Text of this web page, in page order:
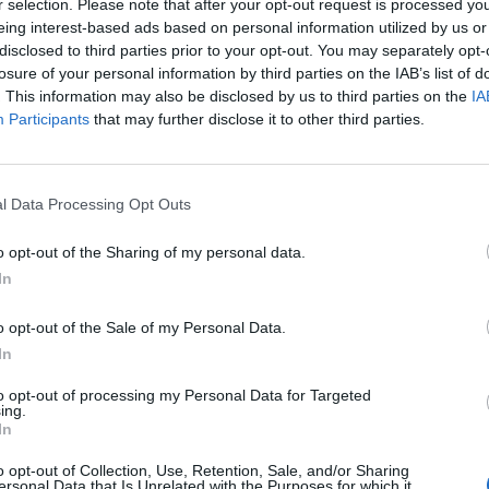
selection. Please note that after your opt-out request is processed
interest-based ads based on personal information utilized by us
to third parties prior to your opt-out. You may separately
of your personal information by third parties on the IAB’s list of
This information may also be disclosed by us to third parties on the
Participants that may further disclose it to other third parties.
Data Processing Opt Outs
opt-out of the Sharing of my personal data.
opt-out of the Sale of my Personal Data.
opt-out of processing my Personal Data for Targeted
opt-out of Collection, Use, Retention, Sale, and/or Sharing
dei nuovi provvedimenti emessi oggi
Il Giudice delle Indagini
ha ritenuto sussistente l'ipotesi di
che parrebbe essermi stata rivolta
alcuna azione che abbia avuto finalità
diffusa dal Comune. Nell'ambito delle
milanese, oggi il gip di
indebita al primo cittadino, reato
pm. Nello stesso provvedimento, il
Rigenerazione Urbana, Giancarlo
il ceo di Coima, Manfredi Catella, per
presidente e componente della